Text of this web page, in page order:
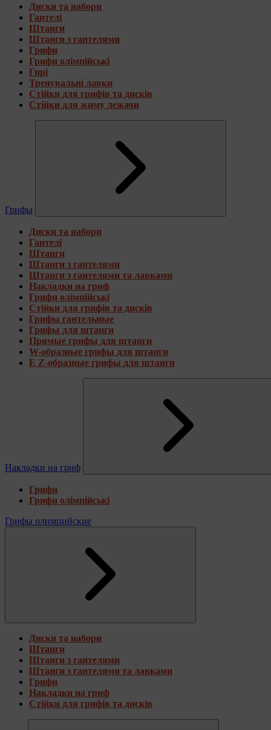
Диски та набори
Гантелі
Штанги
Штанги з гантелями
Грифи
Грифи олімпійські
Гирі
Тренувальні лавки
Стійки для грифів та дисків
Стійки для жиму лежачи
Грифы
Диски та набори
Гантелі
Штанги
Штанги з гантелями
Штанги з гантелями та лавками
Накладки на гриф
Грифи олімпійські
Стійки для грифів та дисків
Грифы гантельные
Грифы для штанги
Прямые грифы для штанги
W-образные грифы для штанги
E Z-образные грифы для штанги
Накладки на гриф
Грифи
Грифи олімпійські
Грифы олимпийские
Диски та набори
Штанги
Штанги з гантелями
Штанги з гантелями та лавками
Грифи
Накладки на гриф
Стійки для грифів та дисків